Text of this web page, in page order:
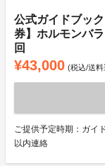
公式ガイドブッ
券】ホルモンバ
回
¥43,000 (税込/送料
ご提供予定時期：ガイ
以内連絡